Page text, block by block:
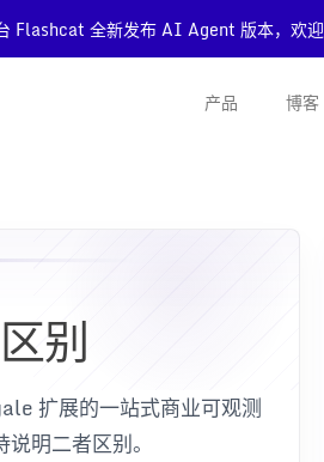
Flashcat 全新发布 AI Agent 版本，欢迎
产品 博客
别
扩展的一站式商业可观测
明二者区别。